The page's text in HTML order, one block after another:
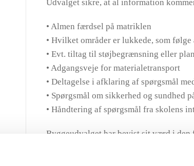
Udvalget sikre, at al information
• Almen færdsel på matriklen
• Hvilket områder er lukkede, som
• Evt. tiltag til støjbegrænsning eller
• Adgangsveje for materialetransport
• Deltagelse i afklaring af spørgsmål
• Spørgsmål om sikkerhed og sundhed
• Håndtering af spørgsmål fra skolens
Byggeudvalget har bevist sit værd i den
flere tilfælde ført til hurtig afklaring af